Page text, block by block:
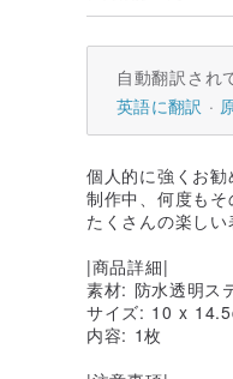
自動翻訳され
英語に翻訳
個人的に強くお勧
制作中、何度もそ
たくさんの楽し
|商品詳細|
素材: 防水透明ス
サイズ: 10 x
内容: 1枚